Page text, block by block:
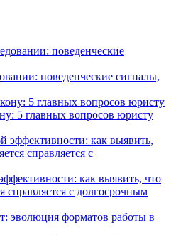
поведенческие сигналы,
5 главных вопросов юристу
как выявить, что
справляется с долгосрочным